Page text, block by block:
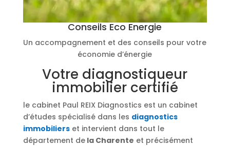
Conseils Eco Energie
Un accompagnement et des conseils pour votre
économie d’énergie
Votre diagnostiqueur
immobilier certifié
le cabinet Paul REIX Diagnostics est un cabinet
d’études spécialisé dans les diagnostics
immobilierset intervient dans tout le
département dela Charente et précisément